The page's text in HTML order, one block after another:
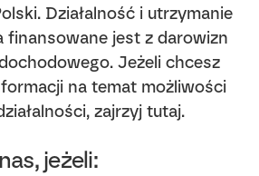
Działalność i utrzymanie
finansowane jest z darowizn
Jeżeli chcesz
na temat możliwości
zajrzyj tutaj.
jeżeli: